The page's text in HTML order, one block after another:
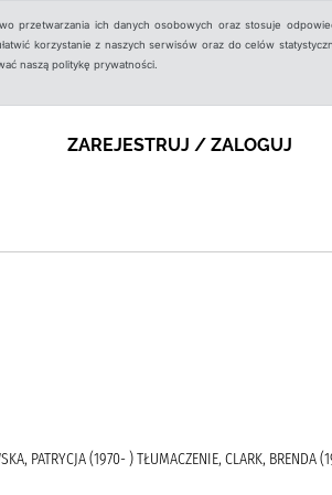
przetwarzania ich danych osobowych oraz stosuje
korzystanie z naszych serwisów oraz do celów
naszą politykę prywatności.
ZAREJESTRUJ / ZALOGUJ
PATRYCJA (1970- ) TŁUMACZENIE, CLARK, BRENDA